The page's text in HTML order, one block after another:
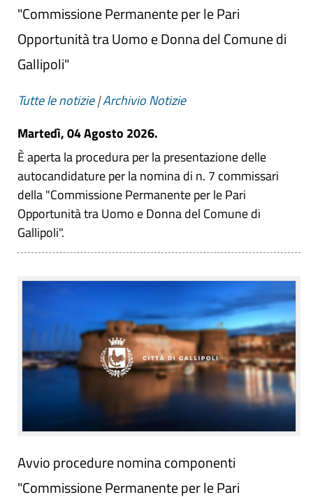
"Commissione Permanente per le Pari
Opportunità tra Uomo e Donna del Comune di
Gallipoli"
Tutte le notizie|Archivio Notizie
Martedì, 04 Agosto 2026.
È aperta la procedura per la presentazione delle
autocandidature per la nomina di n. 7 commissari
della "Commissione Permanente per le Pari
Opportunità tra Uomo e Donna del Comune di
Gallipoli".
Avvio procedure nomina componenti
"Commissione Permanente per le Pari